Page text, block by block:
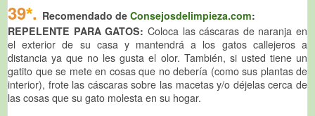
39*. Recomendado de Consejosdelimpieza.com:
REPELENTE PARA GATOS: Coloca las cáscaras de naranja en
el exterior de su casa y mantendrá a los gatos callejeros a
distancia ya que no les gusta el olor. También, si usted tiene un
gatito que se mete en cosas que no debería (como sus plantas de
interior), frote las cáscaras sobre las macetas y/o déjelas cerca de
las cosas que su gato molesta en su hogar.